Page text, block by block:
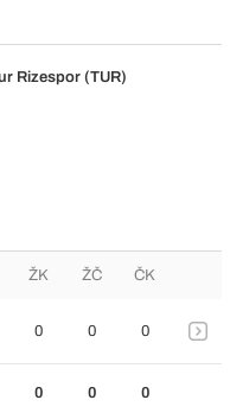
Rizespor (TUR)
ŽK ŽČ ČK
0 0 0
0 0 0